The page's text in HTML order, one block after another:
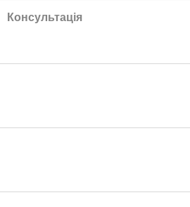
Консультація